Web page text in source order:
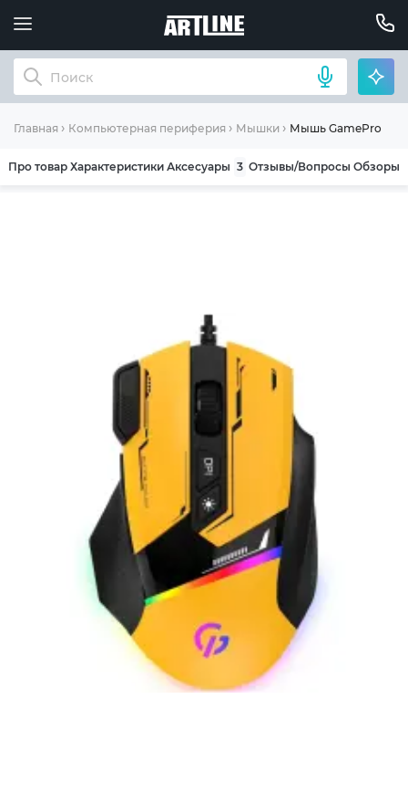
Главная Компьютерная периферия Мышки Мышь
Про товар Характеристики Аксесуары 3 Отзывы/Вопросы Обзоры